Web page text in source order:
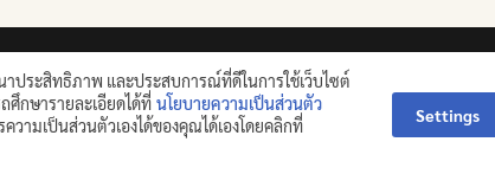
ญฺญาย ปริสุชฺฌติ (คนย่อมบริสุทธิ์ด้วยปัญญา)
WITTAYANUSORN SCHOOL. ALL RIGHTS RESERVED.
าประสิทธิภาพ และประสบการณ์ที่ดีในการใช้เว็บไซต์
กษารายละเอียดได้ที่ นโยบายความเป็นส่วนตัว
วามเป็นส่วนตัวเองได้ของคุณได้เองโดยคลิกที่
Settings